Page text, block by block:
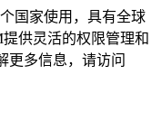
国家使用，具有全球
供灵活的权限管理和
更多信息，请访问